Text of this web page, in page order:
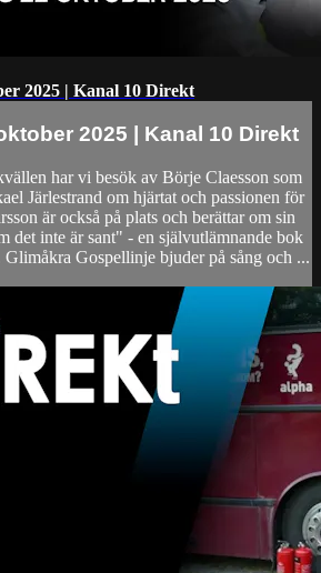
2025 | Kanal 10 Direkt
2025 | Kanal 10 Direkt
har vi besök av Börje Claesson som
Järlestrand om hjärtat och passionen för
är också på plats och berättar om sin
det inte är sant" - en självutlämnande bok
Gospellinje bjuder på sång och ...